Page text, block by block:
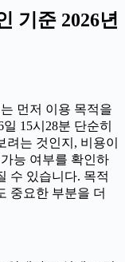
기준 2026년
먼저 이용 목적을
15시28분 단순히
는 것인지, 비용이
능 여부를 확인하
수 있습니다. 목적
중요한 부분을 더